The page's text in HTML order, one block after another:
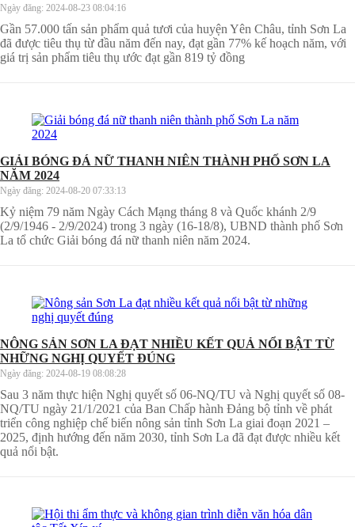
Ngày đăng: 2024-08-23 08:04:16
Gần 57.000 tấn sản phẩm quả tươi của huyện Yên Châu, tỉnh Sơn La
đã được tiêu thụ từ đầu năm đến nay, đạt gần 77% kế hoạch năm, với
giá trị sản phẩm tiêu thụ ước đạt gần 819 tỷ đồng
GIẢI BÓNG ĐÁ NỮ THANH NIÊN THÀNH PHỐ SƠN LA
NĂM 2024
Ngày đăng: 2024-08-20 07:33:13
Kỷ niệm 79 năm Ngày Cách Mạng tháng 8 và Quốc khánh 2/9
(2/9/1946 - 2/9/2024) trong 3 ngày (16-18/8), UBND thành phố Sơn
La tổ chức Giải bóng đá nữ thanh niên năm 2024.
NÔNG SẢN SƠN LA ĐẠT NHIỀU KẾT QUẢ NỔI BẬT TỪ
NHỮNG NGHỊ QUYẾT ĐÚNG
Ngày đăng: 2024-08-19 08:08:28
Sau 3 năm thực hiện Nghị quyết số 06-NQ/TU và Nghị quyết số 08-
NQ/TU ngày 21/1/2021 của Ban Chấp hành Đảng bộ tỉnh về phát
triển công nghiệp chế biến nông sản tỉnh Sơn La giai đoạn 2021 –
2025, định hướng đến năm 2030, tỉnh Sơn La đã đạt được nhiều kết
quả nổi bật.